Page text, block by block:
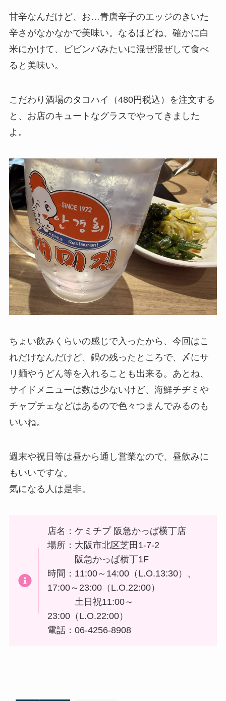
甘辛なんだけど、お…青唐辛子のエッジのきいた
辛さがなかなかで美味い。なるほどね、確かに白
米にかけて、ビビンバみたいに混ぜ混ぜして食べ
ると美味い。
こだわり酒場のタコハイ（480円税込）を注文する
と、お店のキュートなグラスでやってきました
よ。
ちょい飲みくらいの感じで入ったから、今回はこ
れだけなんだけど、鍋の残ったところで、〆にサ
リ麺やうどん等を入れることも出来る。あとね、
サイドメニューは数は少ないけど、海鮮チヂミや
チャプチェなどはあるので色々つまんでみるのも
いいね。
週末や祝日等は昼から通し営業なので、昼飲みに
もいいですな。
気になる人は是非。
店名：ケミチプ 阪急かっぱ横丁店
場所：大阪市北区芝田1-7-2
阪急かっぱ横丁1F
時間：11:00～14:00（L.O.13:30）、
17:00～23:00（L.O.22:00）
土日祝11:00～
23:00（L.O.22:00）
電話：06-4256-8908